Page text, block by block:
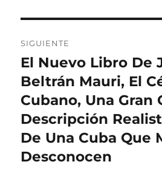
SIGUIENTE
Entrada
siguiente:
El Nuevo Libro De
Beltrán Mauri, El
Cubano, Una Gran
Descripción
De Una Cuba Que
Desconocen